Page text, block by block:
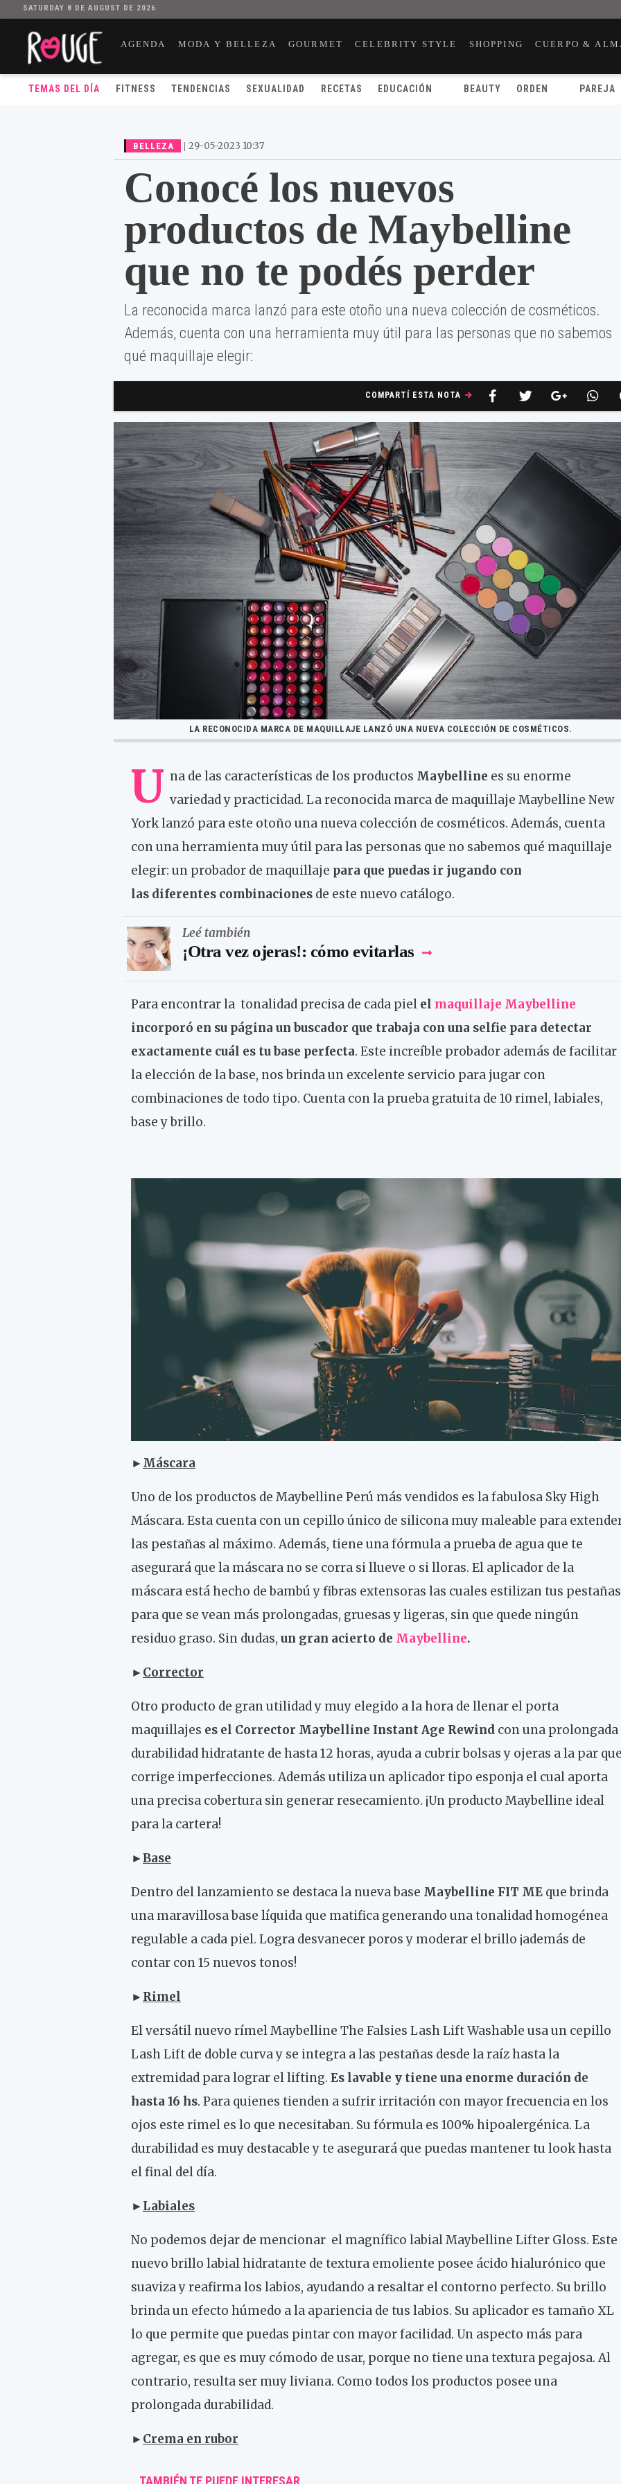
SATURDAY 8 DE AUGUST DE 2026
AGENDA MODA Y BELLEZA GOURMET CELEBRITY STYLE SHOPPING CUERPO &
TEMAS DEL DÍA FITNESS TENDENCIAS SEXUALIDAD RECETAS EDUCACIÓN BEAUTY ORDEN PAREJA
BELLEZA | 29-05-2023 10:37
Conocé los nuevos
productos de Maybelline
que no te podés perder
La reconocida marca lanzó para este otoño una nueva colección de cosméticos.
Además, cuenta con una herramienta muy útil para las personas que no sabemos
qué maquillaje elegir:
COMPARTÍ ESTA NOTA
LA RECONOCIDA MARCA DE MAQUILLAJE LANZÓ UNA NUEVA COLECCIÓN DE COSMÉTICOS.
U na de las características de los productos Maybelline es su enorme
variedad y practicidad. La reconocida marca de maquillaje Maybelline New
York lanzó para este otoño una nueva colección de cosméticos. Además, cuenta
con una herramienta muy útil para las personas que no sabemos qué maquillaje
elegir: un probador de maquillaje para que puedas ir jugando con
las diferentes combinaciones de este nuevo catálogo.
Leé también
¡Otra vez ojeras!: cómo evitarlas
Para encontrar la tonalidad precisa de cada piel el maquillaje Maybelline
incorporó en su página un buscador que trabaja con una selfie para detectar
exactamente cuál es tu base perfecta. Este increíble probador además de facilitar
la elección de la base, nos brinda un excelente servicio para jugar con
combinaciones de todo tipo. Cuenta con la prueba gratuita de 10 rimel, labiales,
base y brillo.
► Máscara
Uno de los productos de Maybelline Perú más vendidos es la fabulosa Sky High
Máscara. Esta cuenta con un cepillo único de silicona muy maleable para
las pestañas al máximo. Además, tiene una fórmula a prueba de agua que te
asegurará que la máscara no se corra si llueve o si lloras. El aplicador de la
máscara está hecho de bambú y fibras extensoras las cuales estilizan tus pestañas
para que se vean más prolongadas, gruesas y ligeras, sin que quede ningún
residuo graso. Sin dudas, un gran acierto de Maybelline.
► Corrector
Otro producto de gran utilidad y muy elegido a la hora de llenar el porta
maquillajes es el Corrector Maybelline Instant Age Rewind con una prolongada
durabilidad hidratante de hasta 12 horas, ayuda a cubrir bolsas y ojeras a la par
corrige imperfecciones. Además utiliza un aplicador tipo esponja el cual aporta
una precisa cobertura sin generar resecamiento. ¡Un producto Maybelline ideal
para la cartera!
►Base
Dentro del lanzamiento se destaca la nueva base Maybelline FIT ME que brinda
una maravillosa base líquida que matifica generando una tonalidad homogénea
regulable a cada piel. Logra desvanecer poros y moderar el brillo ¡además de
contar con 15 nuevos tonos!
► Rimel
El versátil nuevo rímel Maybelline The Falsies Lash Lift Washable usa un cepillo
Lash Lift de doble curva y se integra a las pestañas desde la raíz hasta la
extremidad para lograr el lifting. Es lavable y tiene una enorme duración de
hasta 16 hs. Para quienes tienden a sufrir irritación con mayor frecuencia en los
ojos este rimel es lo que necesitaban. Su fórmula es 100% hipoalergénica. La
durabilidad es muy destacable y te asegurará que puedas mantener tu look hasta
el final del día.
► Labiales
No podemos dejar de mencionar el magnífico labial Maybelline Lifter Gloss. Este
nuevo brillo labial hidratante de textura emoliente posee ácido hialurónico que
suaviza y reafirma los labios, ayudando a resaltar el contorno perfecto. Su brillo
brinda un efecto húmedo a la apariencia de tus labios. Su aplicador es tamaño XL
lo que permite que puedas pintar con mayor facilidad. Un aspecto más para
agregar, es que es muy cómodo de usar, porque no tiene una textura pegajosa. Al
contrario, resulta ser muy liviana. Como todos los productos posee una
prolongada durabilidad.
► Crema en rubor
TAMBIÉN TE PUEDE INTERESAR